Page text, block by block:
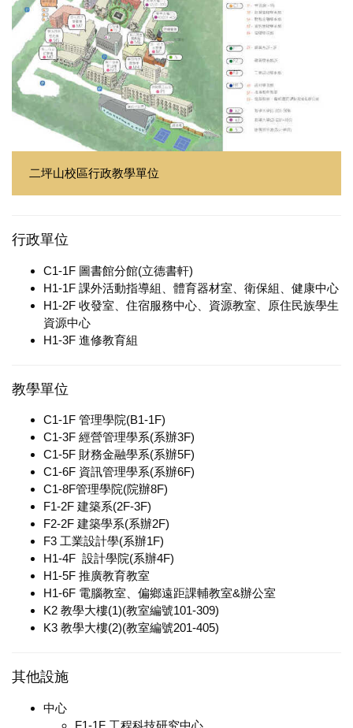
二坪山校區行政教學單位
行政單位
C1-1F 圖書館分館(立德書軒)
H1-1F 課外活動指導組、體育器材室、衛保組、健康中心
H1-2F 收發室、住宿服務中心、資源教室、原住民族學生
資源中心
H1-3F 進修教育組
教學單位
C1-1F 管理學院(B1-1F)
C1-3F 經營管理學系(系辦3F)
C1-5F 財務金融學系(系辦5F)
C1-6F 資訊管理學系(系辦6F)
C1-8F管理學院(院辦8F)
F1-2F 建築系(2F-3F)
F2-2F 建築學系(系辦2F)
F3 工業設計學(系辦1F)
H1-4F 設計學院(系辦4F)
H1-5F 推廣教育教室
H1-6F 電腦教室、偏鄉遠距課輔教室&辦公室
K2 教學大樓(1)(教室編號101-309)
K3 教學大樓(2)(教室編號201-405)
其他設施
中心
F1-1F 工程科技研究中心